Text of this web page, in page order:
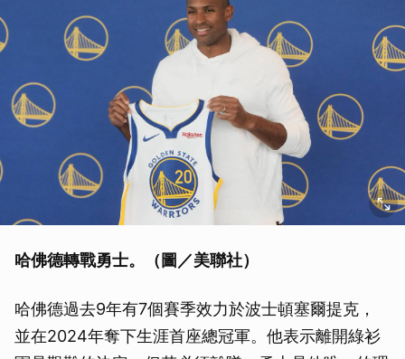
哈佛德轉戰勇士。（圖／美聯社）
哈佛德過去9年有7個賽季效力於波士頓塞爾提克，
並在2024年奪下生涯首座總冠軍。他表示離開綠衫